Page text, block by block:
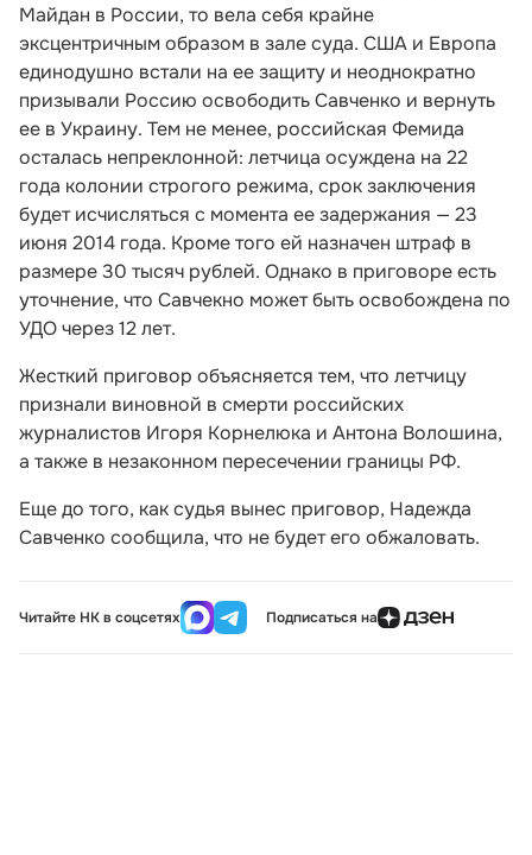
Майдан в России, то вела себя крайне
эксцентричным образом в зале суда. США и Европа
единодушно встали на ее защиту и неоднократно
призывали Россию освободить Савченко и вернуть
ее в Украину. Тем не менее, российская Фемида
осталась непреклонной: летчица осуждена на 22
года колонии строгого режима, срок заключения
будет исчисляться с момента ее задержания — 23
июня 2014 года. Кроме того ей назначен штраф в
размере 30 тысяч рублей. Однако в приговоре есть
уточнение, что Савчекно может быть освобождена по
УДО через 12 лет.
Жесткий приговор объясняется тем, что летчицу
признали виновной в смерти российских
журналистов Игоря Корнелюка и Антона Волошина,
а также в незаконном пересечении границы РФ.
Еще до того, как судья вынес приговор, Надежда
Савченко сообщила, что не будет его обжаловать.
Читайте НК в соцсетях Подписаться на